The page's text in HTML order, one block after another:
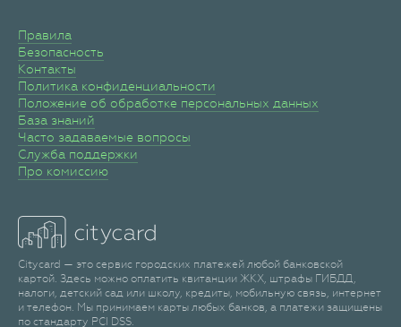
Правила
Безопасность
Контакты
Политика конфиденциальности
Положение об обработке персональных данных
База знаний
Часто задаваемые вопросы
Служба поддержки
Про комиссию
Citycard — это сервис городских платежей любой банковской
картой. Здесь можно оплатить квитанции ЖКХ, штрафы ГИБДД,
налоги, детский сад или школу, кредиты, мобильную связь, интернет
и телефон. Мы принимаем карты любых банков, а платежи защищены
по стандарту PCI DSS.